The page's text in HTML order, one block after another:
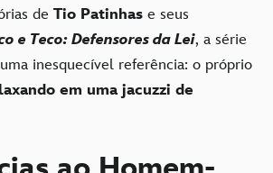
de Tio Patinhas e seus
e Teco: Defensores da Lei, a série
inesquecível referência: o próprio
em uma jacuzzi de